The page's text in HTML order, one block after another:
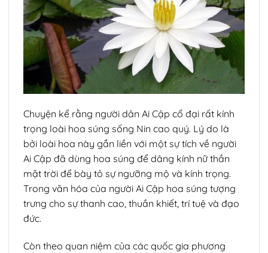
Chuyện kể rằng người dân Ai Cập cổ đại rất kính
trọng loài hoa súng sống Nin cao quý. Lý do là
bởi loài hoa này gắn liền với một sự tích về người
Ai Cập đã dùng hoa súng để dâng kính nữ thần
mặt trời để bày tỏ sự ngưỡng mộ và kính trọng.
Trong văn hóa của người Ai Cập hoa súng tượng
trưng cho sự thanh cao, thuần khiết, trí tuệ và đạo
đức.
Còn theo quan niệm của các quốc gia phương